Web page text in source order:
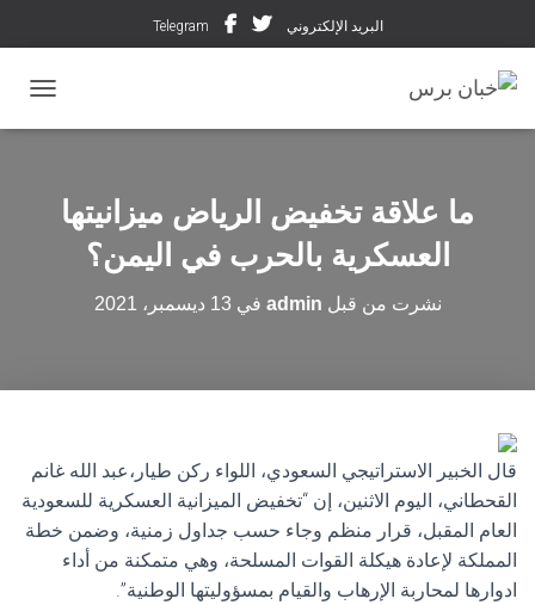
البريد الإلكتروني Telegram
ما علاقة تخفيض الرياض ميزانيتها
العسكرية بالحرب في اليمن؟
نشرت من قبل admin في 13 ديسمبر، 2021
قال الخبير الاستراتيجي السعودي، اللواء ركن طيار،عبد الله غانم
القحطاني، اليوم الاثنين، إن “تخفيض الميزانية ‏العسكرية للسعودية
العام المقبل، قرار منظم وجاء حسب جداول زمنية، وضمن خطة
المملكة ‏لإعادة هيكلة القوات المسلحة، وهي متمكنة من أداء
ادوارها لمحاربة الإرهاب والقيام بمسؤوليتها ‏الوطنية”.